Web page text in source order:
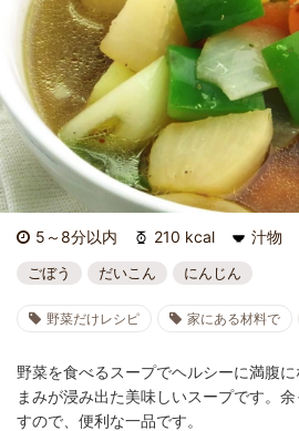
5～8分以内 210 kcal 汁物
ごぼう だいこん にんじん
野菜だけレシピ 家にある材料で
野菜を食べるスープでヘルシーに満腹
まみが浸み出た美味しいスープです。
すので、便利な一品です。